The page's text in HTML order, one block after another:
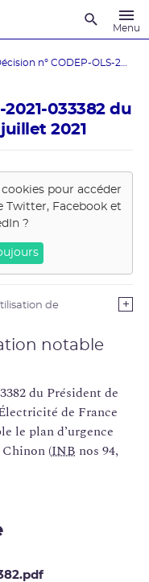
Menu
2021-033382 du
2021
pour accéder
Twitter, Facebook et
?
de
notable
du Président de
de France
le plan d’urgence
(INB nos 94,